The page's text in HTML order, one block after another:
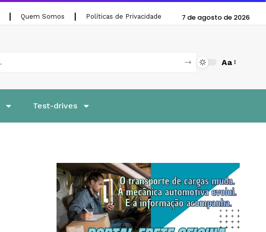
Quem Somos Políticas de Privacidade 7 de agosto de 2026
Aa
Test-drives